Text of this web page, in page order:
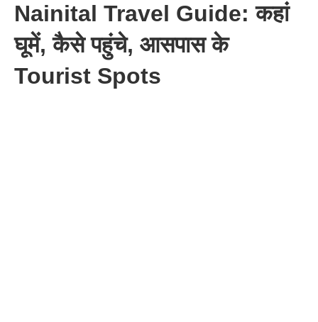
Nainital Travel Guide: कहां
घूमें, कैसे पहुंचे, आसपास के
Tourist Spots